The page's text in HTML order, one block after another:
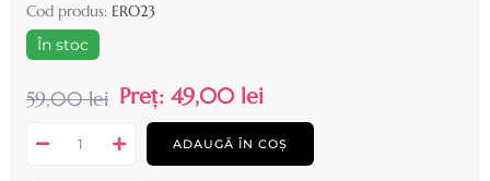
Cod produs: ERO23
În stoc
59,00 lei Preț: 49,00 lei
ADAUGĂ ÎN COȘ